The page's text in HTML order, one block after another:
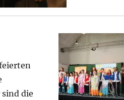
die